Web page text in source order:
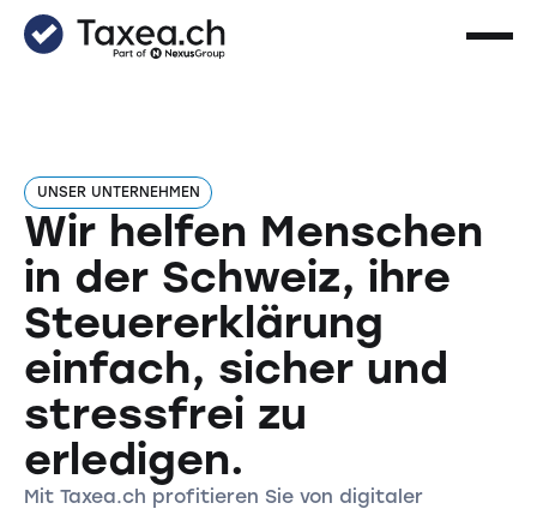
UNSER UNTERNEHMEN
Wir helfen Menschen
in der Schweiz, ihre
Steuererklärung
einfach, sicher und
stressfrei zu
erledigen.
Mit Taxea.ch profitieren Sie von digitaler